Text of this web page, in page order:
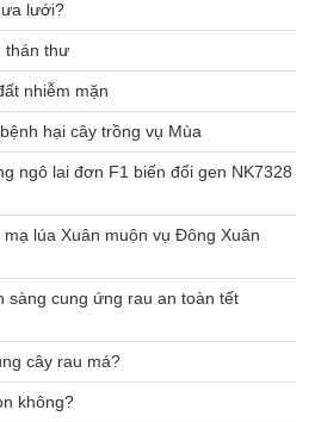
lưới?
thán thư
nhiễm mặn
hại cây trồng vụ Mùa
ngô lai đơn F1 biến đổi gen NK7328
lúa Xuân muộn vụ Đông Xuân
sàng cung ứng rau an toàn tết
cây rau má?
không?